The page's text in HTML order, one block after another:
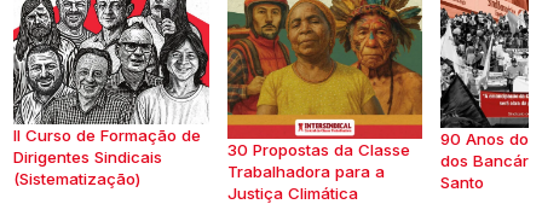
II Curso de Formação de
Dirigentes Sindicais
(Sistematização)
30 Propostas da Classe
Trabalhadora para a
Justiça Climática
90 Anos do
dos
Santo